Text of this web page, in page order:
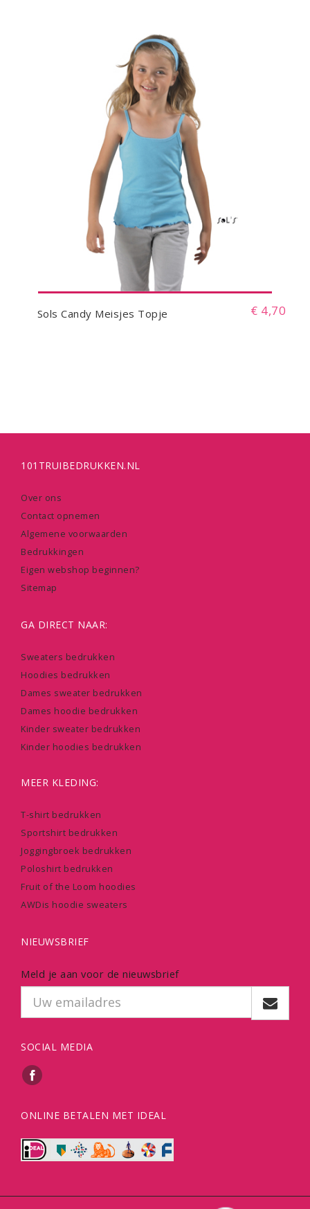
Sols Candy Meisjes Topje € 4,70
101TRUIBEDRUKKEN.NL
Over ons
Contact opnemen
Algemene voorwaarden
Bedrukkingen
Eigen webshop beginnen?
Sitemap
GA DIRECT NAAR:
Sweaters bedrukken
Hoodies bedrukken
Dames sweater bedrukken
Dames hoodie bedrukken
Kinder sweater bedrukken
Kinder hoodies bedrukken
MEER KLEDING:
T-shirt bedrukken
Sportshirt bedrukken
Joggingbroek bedrukken
Poloshirt bedrukken
Fruit of the Loom hoodies
AWDis hoodie sweaters
NIEUWSBRIEF
Meld je aan voor de nieuwsbrief
SOCIAL MEDIA
ONLINE BETALEN MET IDEAL